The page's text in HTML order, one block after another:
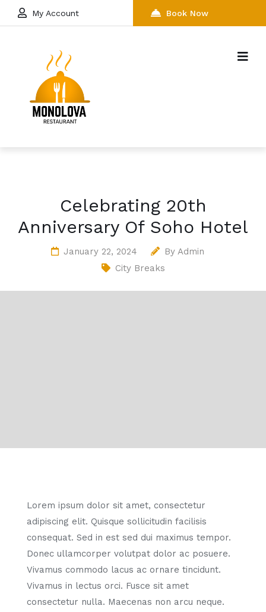
My Account Book Now
Celebrating 20th
Anniversary Of Soho Hotel
January 22, 2024 By Admin
City Breaks
Lorem ipsum dolor sit amet, consectetur
adipiscing elit. Quisque sollicitudin facilisis
consequat. Sed in est sed dui maximus tempor.
Donec ullamcorper volutpat dolor ac posuere.
Vivamus commodo lacus ac ornare tincidunt.
Vivamus in lectus orci. Fusce sit amet
consectetur nulla. Maecenas non arcu neque.